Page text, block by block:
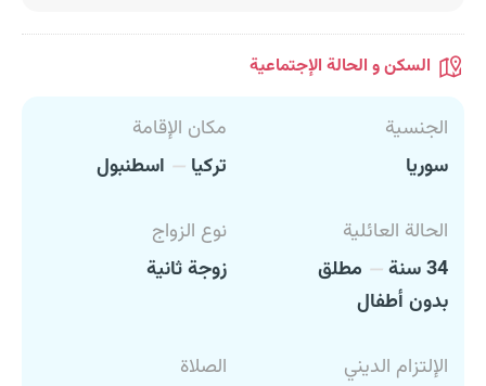
السكن و الحالة الإجتماعية
الجنسية
سوريا
مكان الإقامة
تركيا
اسطنبول
الحالة العائلية
34 سنة
مطلق
بدون أطفال
نوع الزواج
زوجة ثانية
الإلتزام الديني
الصلاة